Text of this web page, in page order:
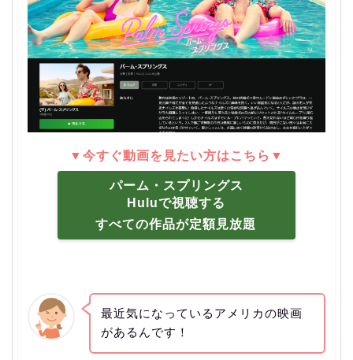
▼今すぐ動画を見たい方はこちら▼
パーム・スプリングス
Huluで視聴する
すべての作品が定額見放題
最近気になっているアメリカの映画
があるんです！